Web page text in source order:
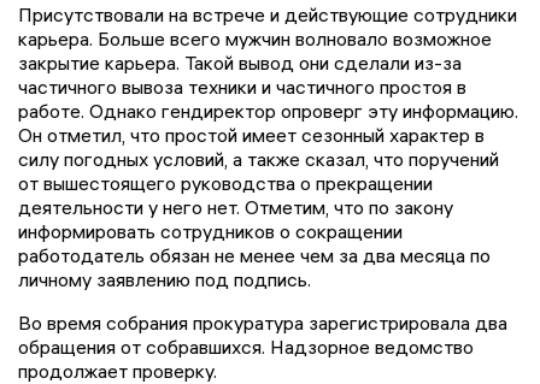
Присутствовали на встрече и действующие сотрудники
карьера. Больше всего мужчин волновало возможное
закрытие карьера. Такой вывод они сделали из-за
частичного вывоза техники и частичного простоя в
работе. Однако гендиректор опроверг эту информацию.
Он отметил, что простой имеет сезонный характер в
силу погодных условий, а также сказал, что поручений
от вышестоящего руководства о прекращении
деятельности у него нет. Отметим, что по закону
информировать сотрудников о сокращении
работодатель обязан не менее чем за два месяца по
личному заявлению под подпись.
Во время собрания прокуратура зарегистрировала два
обращения от собравшихся. Надзорное ведомство
продолжает проверку.